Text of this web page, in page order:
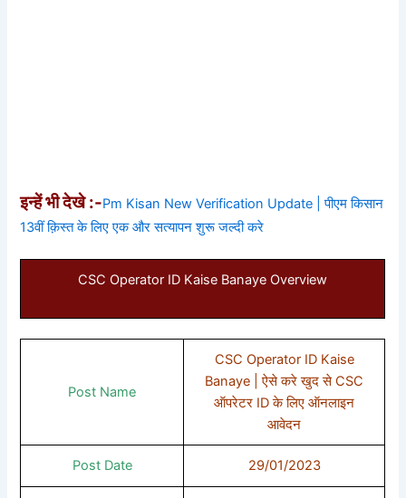
इन्हें भी देखे :-Pm Kisan New Verification Update | पीएम किसान
13वीं क़िस्त के लिए एक और सत्यापन शुरू जल्दी करे
CSC Operator ID Kaise Banaye Overview
Post Name
CSC Operator ID Kaise
Banaye | ऐसे करे खुद से CSC
ऑपरेटर ID के लिए ऑनलाइन
आवेदन
Post Date 29/01/2023